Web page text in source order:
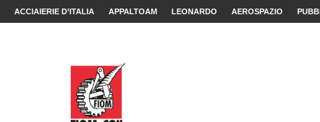
ACCIAIERIE D’ITALIA APPALTOAM LEONARDO AEROSPAZIO